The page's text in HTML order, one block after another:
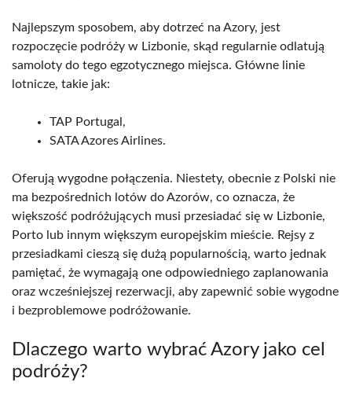
Najlepszym sposobem, aby dotrzeć na Azory, jest
rozpoczęcie podróży w Lizbonie, skąd regularnie odlatują
samoloty do tego egzotycznego miejsca. Główne linie
lotnicze, takie jak:
TAP Portugal,
SATA Azores Airlines.
Oferują wygodne połączenia. Niestety, obecnie z Polski nie
ma bezpośrednich lotów do Azorów, co oznacza, że
większość podróżujących musi przesiadać się w Lizbonie,
Porto lub innym większym europejskim mieście. Rejsy z
przesiadkami cieszą się dużą popularnością, warto jednak
pamiętać, że wymagają one odpowiedniego zaplanowania
oraz wcześniejszej rezerwacji, aby zapewnić sobie wygodne
i bezproblemowe podróżowanie.
Dlaczego warto wybrać Azory jako cel
podróży?